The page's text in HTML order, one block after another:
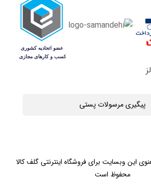
پیگیری مرسولات پستی
این وبسایت برای فروشگاه اینترنتی گلف کالا
محفوظ است